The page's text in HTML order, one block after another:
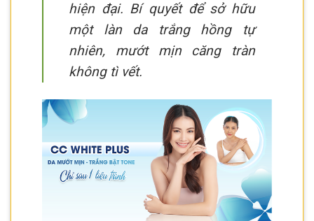
hiện đại. Bí quyết để sở hữu
một làn da trắng hồng tự
nhiên, mướt mịn căng tràn
không tì vết.